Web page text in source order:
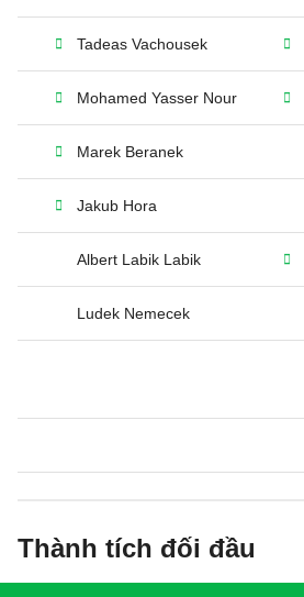
Tadeas Vachousek
Mohamed Yasser Nour
Marek Beranek
Jakub Hora
Albert Labik Labik
Ludek Nemecek
Thành tích đối đầu